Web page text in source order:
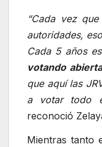
“Cada vez
autoridades,
Cada 5 años
votando
que aquí las
a votar todo
reconoció
Mientras tanto